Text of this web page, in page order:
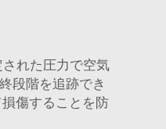
れた圧力で空気
段階を追跡でき
傷することを防